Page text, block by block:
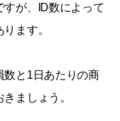
が、ID数によって
ます。
数と1日あたりの商
ましょう。